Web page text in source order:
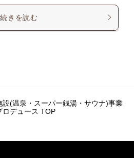
続きを読む
(温泉・スーパー銭湯・サウナ)事業
デュース TOP